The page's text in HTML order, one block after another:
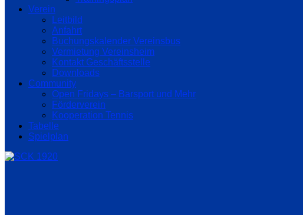
Verein
Leitbild
Anfahrt
Buchungskalender Vereinsbus
Vermietung Vereinsheim
Kontakt Geschäftsstelle
Downloads
Community
Open Fridays – Barsport und Mehr
Förderverein
Kooperation Tennis
Tabelle
Spielplan